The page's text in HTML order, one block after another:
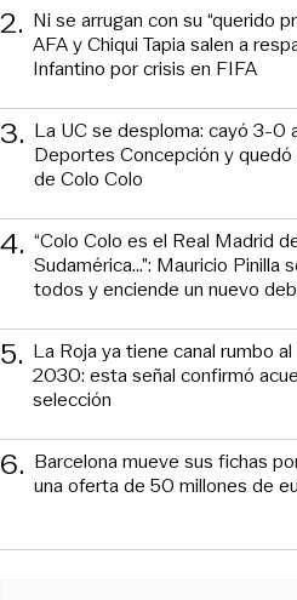
2. Ni se arrugan con su “querido
AFA y Chiqui Tapia salen a
Infantino por crisis en FIFA
3. La UC se desploma: cayó 3-0
Deportes Concepción y
de Colo Colo
4. “Colo Colo es el Real Madrid
Sudamérica…”: Mauricio Pinilla
todos y enciende un nuevo
5. La Roja ya tiene canal rumbo
2030: esta señal confirmó
selección
6. Barcelona mueve sus fichas
una oferta de 50 millones de